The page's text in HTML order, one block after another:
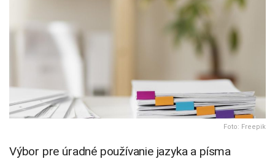
Foto: Freepik
Výbor pre úradné používanie jazyka a písma